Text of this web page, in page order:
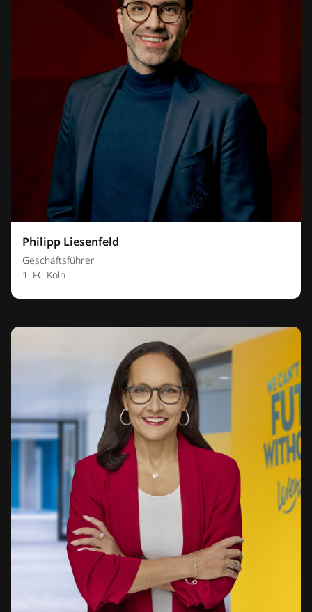
Philipp Liesenfeld
Geschäftsführer
1. FC Köln